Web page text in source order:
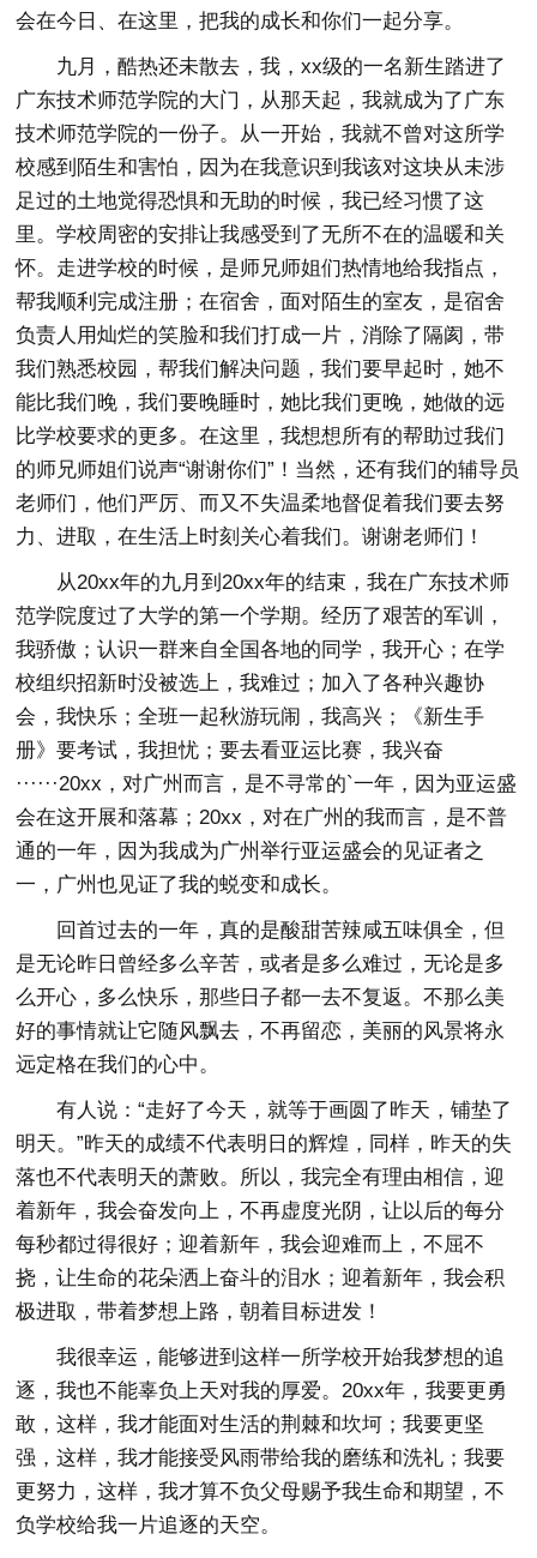
会在今日、在这里，把我的成长和你们一起分享。
九月，酷热还未散去，我，xx级的一名新生踏进了
广东技术师范学院的大门，从那天起，我就成为了广东
技术师范学院的一份子。从一开始，我就不曾对这所学
校感到陌生和害怕，因为在我意识到我该对这块从未涉
足过的土地觉得恐惧和无助的时候，我已经习惯了这
里。学校周密的安排让我感受到了无所不在的温暖和关
怀。走进学校的时候，是师兄师姐们热情地给我指点，
帮我顺利完成注册；在宿舍，面对陌生的室友，是宿舍
负责人用灿烂的笑脸和我们打成一片，消除了隔阂，带
我们熟悉校园，帮我们解决问题，我们要早起时，她不
能比我们晚，我们要晚睡时，她比我们更晚，她做的远
比学校要求的更多。在这里，我想想所有的帮助过我们
的师兄师姐们说声“谢谢你们”！当然，还有我们的辅导员
老师们，他们严厉、而又不失温柔地督促着我们要去努
力、进取，在生活上时刻关心着我们。谢谢老师们！
从20xx年的九月到20xx年的结束，我在广东技术师
范学院度过了大学的第一个学期。经历了艰苦的军训，
我骄傲；认识一群来自全国各地的同学，我开心；在学
校组织招新时没被选上，我难过；加入了各种兴趣协
会，我快乐；全班一起秋游玩闹，我高兴；《新生手
册》要考试，我担忧；要去看亚运比赛，我兴奋
······20xx，对广州而言，是不寻常的`一年，因为亚运盛
会在这开展和落幕；20xx，对在广州的我而言，是不普
通的一年，因为我成为广州举行亚运盛会的见证者之
一，广州也见证了我的蜕变和成长。
回首过去的一年，真的是酸甜苦辣咸五味俱全，但
是无论昨日曾经多么辛苦，或者是多么难过，无论是多
么开心，多么快乐，那些日子都一去不复返。不那么美
好的事情就让它随风飘去，不再留恋，美丽的风景将永
远定格在我们的心中。
有人说：“走好了今天，就等于画圆了昨天，铺垫了
明天。”昨天的成绩不代表明日的辉煌，同样，昨天的失
落也不代表明天的萧败。所以，我完全有理由相信，迎
着新年，我会奋发向上，不再虚度光阴，让以后的每分
每秒都过得很好；迎着新年，我会迎难而上，不屈不
挠，让生命的花朵洒上奋斗的泪水；迎着新年，我会积
极进取，带着梦想上路，朝着目标进发！
我很幸运，能够进到这样一所学校开始我梦想的追
逐，我也不能辜负上天对我的厚爱。20xx年，我要更勇
敢，这样，我才能面对生活的荆棘和坎坷；我要更坚
强，这样，我才能接受风雨带给我的磨练和洗礼；我要
更努力，这样，我才算不负父母赐予我生命和期望，不
负学校给我一片追逐的天空。